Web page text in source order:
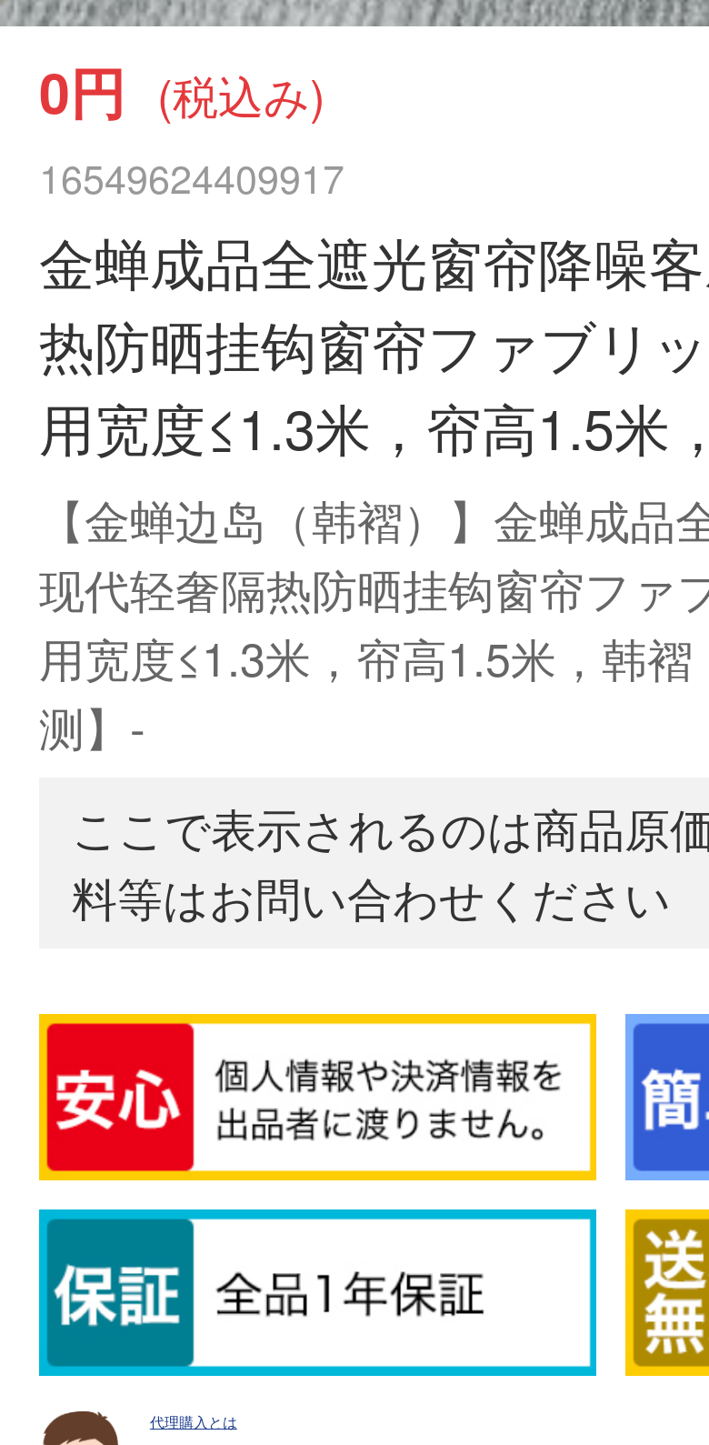
0円 (税込み)
16549624409917
金蝉成品全遮光窗帘降噪
热防晒挂钩窗帘ファブリ
用宽度≤1.3米，帘高1.5米
【金蝉边岛（韩褶）】金蝉成
现代轻奢隔热防晒挂钩窗帘ファ
用宽度≤1.3米，帘高1.5米，韩
测】-
ここで表示されるのは商品原
料等はお問い合わせください
代理購入とは